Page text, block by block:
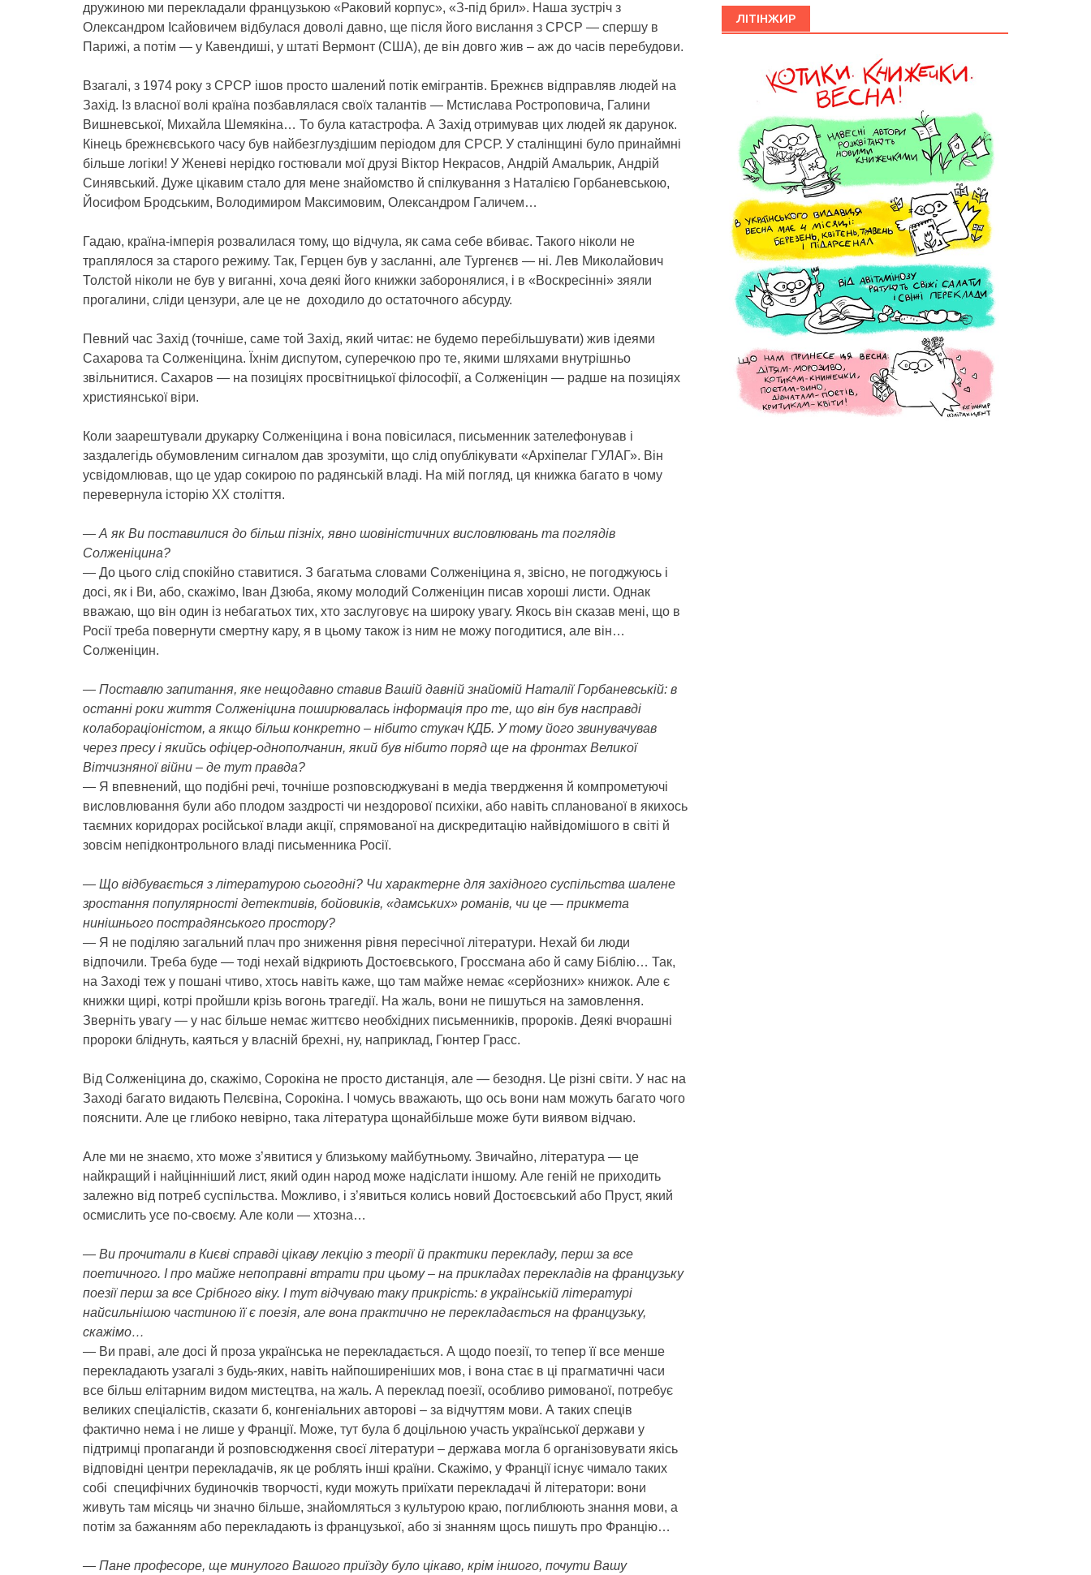
дружиною ми перекладали французькою «Раковий корпус», «З-під брил». Наша зустріч з
Олександром Ісайовичем відбулася доволі давно, ще після його вислання з СРСР — спершу в
Парижі, а потім — у Кавендиші, у штаті Вермонт (США), де він довго жив – аж до часів перебудови.
Взагалі, з 1974 року з СРСР ішов просто шалений потік емігрантів. Брежнєв відправляв людей на
Захід. Із власної волі країна позбавлялася своїх талантів — Мстислава Ростроповича, Галини
Вишневської, Михайла Шемякіна… То була катастрофа. А Захід отримував цих людей як дарунок.
Кінець брежнєвського часу був найбезглуздішим періодом для СРСР. У сталінщині було принаймні
більше логіки! У Женеві нерідко гостювали мої друзі Віктор Некрасов, Андрій Амальрик, Андрій
Синявський. Дуже цікавим стало для мене знайомство й спілкування з Наталією Горбаневською,
Йосифом Бродським, Володимиром Максимовим, Олександром Галичем…
Гадаю, країна-імперія розвалилася тому, що відчула, як сама себе вбиває. Такого ніколи не
траплялося за старого режиму. Так, Герцен був у засланні, але Тургенєв — ні. Лев Миколайович
Толстой ніколи не був у виганні, хоча деякі його книжки заборонялися, і в «Воскресінні» зяяли
прогалини, сліди цензури, але це не доходило до остаточного абсурду.
Певний час Захід (точніше, саме той Захід, який читає: не будемо перебільшувати) жив ідеями
Сахарова та Солженіцина. Їхнім диспутом, суперечкою про те, якими шляхами внутрішньо
звільнитися. Сахаров — на позиціях просвітницької філософії, а Солженіцин — радше на позиціях
християнської віри.
Коли заарештували друкарку Солженіцина і вона повісилася, письменник зателефонував і
заздалегідь обумовленим сигналом дав зрозуміти, що слід опублікувати «Архіпелаг ГУЛАГ». Він
усвідомлював, що це удар сокирою по радянській владі. На мій погляд, ця книжка багато в чому
перевернула історію XX століття.
— А як Ви поставилися до більш пізніх, явно шовіністичних висловлювань та поглядів
Солженіцина?
— До цього слід спокійно ставитися. З багатьма словами Солженіцина я, звісно, не погоджуюсь і
досі, як і Ви, або, скажімо, Іван Дзюба, якому молодий Солженіцин писав хороші листи. Однак
вважаю, що він один із небагатьох тих, хто заслуговує на широку увагу. Якось він сказав мені, що в
Росії треба повернути смертну кару, я в цьому також із ним не можу погодитися, але він…
Солженіцин.
— Поставлю запитання, яке нещодавно ставив Вашій давній знайомій Наталії Горбаневській: в
останні роки життя Солженіцина поширювалась інформація про те, що він був насправді
колабораціоністом, а якщо більш конкретно – нібито стукач КДБ. У тому його звинувачував
через пресу і якийсь офіцер-однополчанин, який був нібито поряд ще на фронтах Великої
Вітчизняної війни – де тут правда?
— Я впевнений, що подібні речі, точніше розповсюджувані в медіа твердження й компрометуючі
висловлювання були або плодом заздрості чи нездорової психіки, або навіть спланованої в якихось
таємних коридорах російської влади акції, спрямованої на дискредитацію найвідомішого в світі й
зовсім непідконтрольного владі письменника Росії.
— Що відбувається з літературою сьогодні? Чи характерне для західного суспільства шалене
зростання популярності детективів, бойовиків, «дамських» романів, чи це — прикмета
нинішнього пострадянського простору?
— Я не поділяю загальний плач про зниження рівня пересічної літератури. Нехай би люди
відпочили. Треба буде — тоді нехай відкриють Достоєвського, Гроссмана або й саму Біблію… Так,
на Заході теж у пошані чтиво, хтось навіть каже, що там майже немає «серйозних» книжок. Але є
книжки щирі, котрі пройшли крізь вогонь трагедії. На жаль, вони не пишуться на замовлення.
Зверніть увагу — у нас більше немає життєво необхідних письменників, пророків. Деякі вчорашні
пророки бліднуть, каяться у власній брехні, ну, наприклад, Гюнтер Грасс.
Від Солженіцина до, скажімо, Сорокіна не просто дистанція, але — безодня. Це різні світи. У нас на
Заході багато видають Пелєвіна, Сорокіна. І чомусь вважають, що ось вони нам можуть багато чого
пояснити. Але це глибоко невірно, така література щонайбільше може бути виявом відчаю.
Але ми не знаємо, хто може з’явитися у близькому майбутньому. Звичайно, література — це
найкращий і найцінніший лист, який один народ може надіслати іншому. Але геній не приходить
залежно від потреб суспільства. Можливо, і з’явиться колись новий Достоєвський або Пруст, який
осмислить усе по-своєму. Але коли — хтозна…
— Ви прочитали в Києві справді цікаву лекцію з теорії й практики перекладу, перш за все
поетичного. І про майже непоправні втрати при цьому – на прикладах перекладів на французьку
поезії перш за все Срібного віку. І тут відчуваю таку прикрість: в українській літературі
найсильнішою частиною її є поезія, але вона практично не перекладається на французьку,
скажімо…
— Ви праві, але досі й проза українська не перекладається. А щодо поезії, то тепер її все менше
перекладають узагалі з будь-яких, навіть найпоширеніших мов, і вона стає в ці прагматичні часи
все більш елітарним видом мистецтва, на жаль. А переклад поезії, особливо римованої, потребує
великих спеціалістів, сказати б, конгеніальних авторові – за відчуттям мови. А таких спеців
фактично нема і не лише у Франції. Може, тут була б доцільною участь української держави у
підтримці пропаганди й розповсюдження своєї літератури – держава могла б організовувати якісь
відповідні центри перекладачів, як це роблять інші країни. Скажімо, у Франції існує чимало таких
собі специфічних будиночків творчості, куди можуть приїхати перекладачі й літератори: вони
живуть там місяць чи значно більше, знайомляться з культурою краю, поглиблюють знання мови, а
потім за бажанням або перекладають із французької, або зі знанням щось пишуть про Францію…
— Пане професоре, ще минулого Вашого приїзду було цікаво, крім іншого, почути Вашу
ЛІТІНЖИР